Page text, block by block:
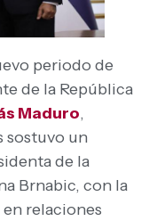
periodo de
de la República
Maduro,
sostuvo un
de la
Brnabic, con la
relaciones